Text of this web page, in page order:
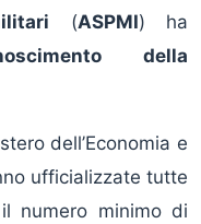
(ASPMI) ha
della
dell’Economia e
ufficializzate tutte
numero minimo di